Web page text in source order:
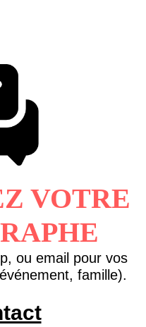
VOTRE
ou email pour vos
famille).